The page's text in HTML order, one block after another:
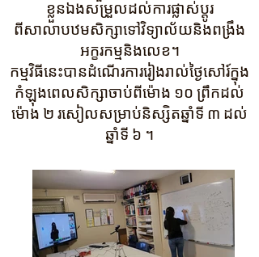
ខ្លួនឯងសម្រួលដល់ការផ្លាស់ប្តូរ
ពីសាលាបឋមសិក្សាទៅវិទ្យាល័យនិងពង្រឹង
អក្ខរកម្មនិងលេខ។
កម្មវិធីនេះបានដំណើរការរៀងរាល់ថ្ងៃសៅរ៍ក្នុង
កំឡុងពេលសិក្សាចាប់ពីម៉ោង ១០ ព្រឹកដល់
ម៉ោង ២ រសៀលសម្រាប់និស្សិតឆ្នាំទី ៣ ដល់
ឆ្នាំទី ៦ ។